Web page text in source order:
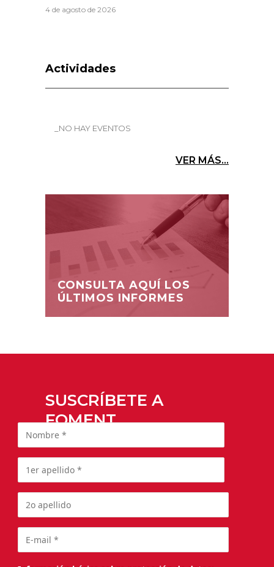
4 de agosto de 2026
Actividades
_NO HAY EVENTOS
VER MÁS...
CONSULTA AQUÍ LOS
ÚLTIMOS INFORMES
SUSCRÍBETE A
FOMENT